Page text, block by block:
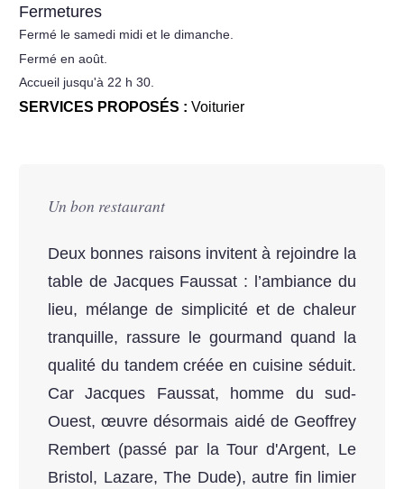
Fermetures
Fermé le samedi midi et le dimanche.
Fermé en août.
Accueil jusqu'à 22 h 30.
SERVICES PROPOSÉS : Voiturier
Un bon restaurant
Deux bonnes raisons invitent à rejoindre la
table de Jacques Faussat : l’ambiance du
lieu, mélange de simplicité et de chaleur
tranquille, rassure le gourmand quand la
qualité du tandem créée en cuisine séduit.
Car Jacques Faussat, homme du sud-
Ouest, œuvre désormais aidé de Geoffrey
Rembert (passé par la Tour d'Argent, Le
Bristol, Lazare, The Dude), autre fin limier